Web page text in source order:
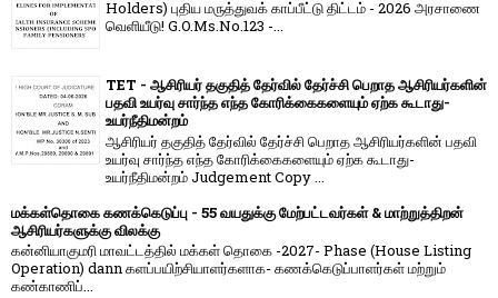
Holders) புதிய மருத்துவக் காப்பீட்டு திட்டம் - 2026 அரசாணை
வெளியீடு! G.O.Ms.No.123 -...
TET - ஆசிரியர் தகுதித் தேர்வில் தேர்ச்சி பெறாத ஆசிரியர்களின்
பதவி உயர்வு சார்ந்த எந்த கோரிக்கைகளையும் ஏற்க கூடாது-
உயர்நீதிமன்றம்
ஆசிரியர் தகுதித் தேர்வில் தேர்ச்சி பெறாத ஆசிரியர்களின் பதவி
உயர்வு சார்ந்த எந்த கோரிக்கைகளையும் ஏற்க கூடாது-
உயர்நீதிமன்றம் Judgement Copy ...
மக்கள்தொகை கணக்கெடுப்பு - 55 வயதுக்கு மேற்பட்டவர்கள் & மாற்றுத்திறன்
ஆசிரியர்களுக்கு விலக்கு
கன்னியாகுமரி மாவட்டத்தில் மக்கள் தொகை -2027- Phase (House Listing
Operation) dann களப்பயிற்சியாளர்களாக- கணக்கெடுப்பாளர்கள் மற்றும்
கண்காணிப்...